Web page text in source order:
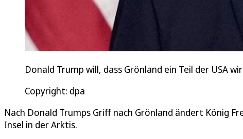
Donald Trump will, dass Grönland ein Teil der USA
Copyright: dpa
Nach Donald Trumps Griff nach Grönland ändert König
Insel in der Arktis.